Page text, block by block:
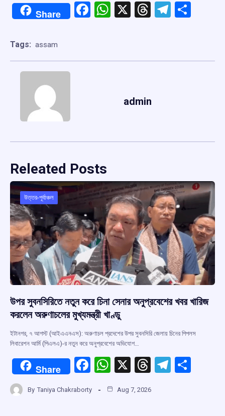
Share Facebook
WhatsApp
X Threads
Tags: assam
admin
Releated Posts
উত্তর-পূর্বাঞ্চল
উপর সুবনসিরিতে নতুন করে চিনা সেনার অনুপ্রবেশের খবর খারিজ
করলেন অরুণাচলের মুখ্যমন্ত্রী খাণ্ডু
ইটানগর, ৭ আগস্ট (আইএএনএস): অরুণাচল প্রদেশের উপর সুবনসিরি জেলায় চিনের পিপলস
লিবারেশন আর্মি (পিএলএ)-র নতুন করে অনুপ্রবেশের অভিযোগ…
Share
F
ce
W
h
at
X
T
e
T
By Taniya Chakraborty Aug 7, 2026